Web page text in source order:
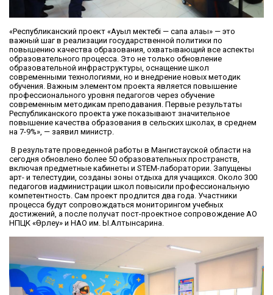
«Республиканский проект «Ауыл мектебі — сапа алаңы» — это
важный шаг в реализации государственной политики по
повышению качества образования, охватывающий все аспекты
образовательного процесса. Это не только обновление
образовательной инфраструктуры, оснащение школ
современными технологиями, но и внедрение новых методик
обучения. Важным элементом проекта является повышение
профессионального уровня педагогов через обучение
современным методикам преподавания. Первые результаты
Республиканского проекта уже показывают значительное
повышение качества образования в сельских школах, в среднем
на 7-9%», — заявил министр.
В результате проведенной работы в Мангистауской области на
сегодня обновлено более 50 образовательных пространств,
включая предметные кабинеты и STEM-лаборатории. Запущены
арт- и телестудии, созданы зоны отдыха для учащихся. Около 300
педагогов иадминистрации школ повысили профессиональную
компетентность. Сам проект продлится два года. Участники
процесса будут сопровождаться мониторингом учебных
достижений, а после получат пост-проектное сопровождение АО
НПЦК «Өрлеу» и НАО им. Ы.Алтынсарина.